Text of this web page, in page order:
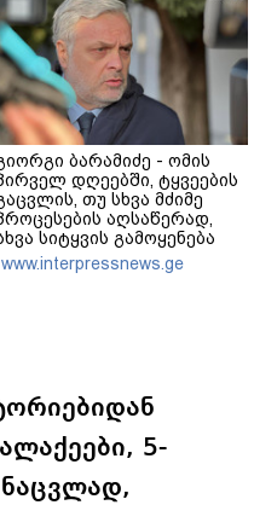
ბარამიძე - ომის
დღეებში, ტყვეების
თუ სხვა მძიმე
აღსაწერად,
სიტყვის გამოყენება
აჯობებდა - არასდროს
მითქვამს, რომ ჩვენები
www.interpressnews.ge
5-